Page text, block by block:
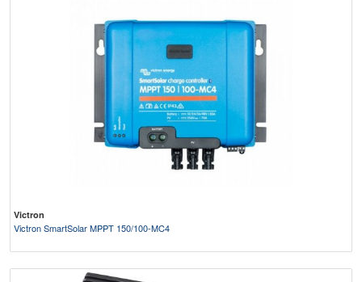
Victron
Victron SmartSolar MPPT 150/100-MC4